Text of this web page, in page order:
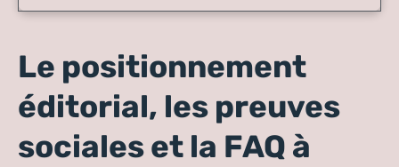
Le positionnement
éditorial, les preuves
sociales et la FAQ à